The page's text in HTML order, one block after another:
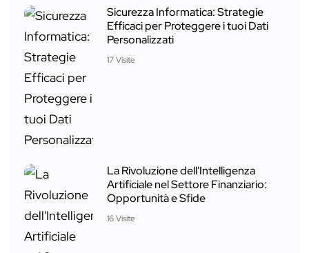
Sicurezza Informatica: Strategie
Efficaci per Proteggere i tuoi Dati
Personalizzati
17 Visite
La Rivoluzione dell'Intelligenza
Artificiale nel Settore Finanziario:
Opportunità e Sfide
16 Visite